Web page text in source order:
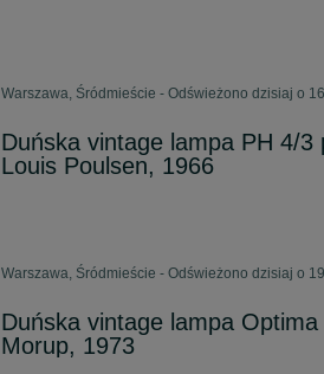
Warszawa, Śródmieście - Odświeżono dzisiaj o
Duńska vintage lampa PH 4/3
Louis Poulsen, 1966
Warszawa, Śródmieście - Odświeżono dzisiaj o
Duńska vintage lampa
Morup, 1973